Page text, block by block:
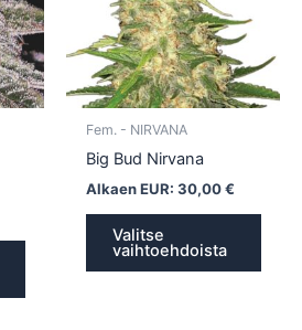
muunnelma.
Voit
tehdä
valinnat
Fem. - NIRVANA
Big Bud Nirvana
Alkaen EUR: 30,00€
Valitse
vaihtoehdoista
tehdä